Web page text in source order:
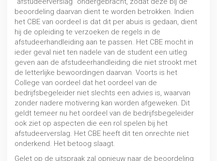
Numerus fixus en Wet toelatingsrecht
MBO / HBO / WO
beoordeling daarvan dient te worden betrokken. Indien
het CBE van oordeel is dat dit per abuis is gedaan, dient
hij de opleiding te verzoeken de regels in de
afstudeerhandleiding aan te passen. Het CBE mocht in
ieder geval niet ten nadele van de student een uitleg
geven aan de afstudeerhandleiding die niet strookt met
de letterlijke bewoordingen daarvan. Voorts is het
College van oordeel dat het oordeel van de
bedrijfsbegeleider niet slechts een advies is, waarvan
zonder nadere motivering kan worden afgeweken. Dit
geldt temeer nu het oordeel van de bedrijfsbegeleider
ook ziet op aspecten die een rol spelen bij het
afstudeerverslag. Het CBE heeft dit ten onrechte niet
onderkend. Het betoog slaagt.
Gelet op de uitspraak zal opnieuw naar de beoordeling